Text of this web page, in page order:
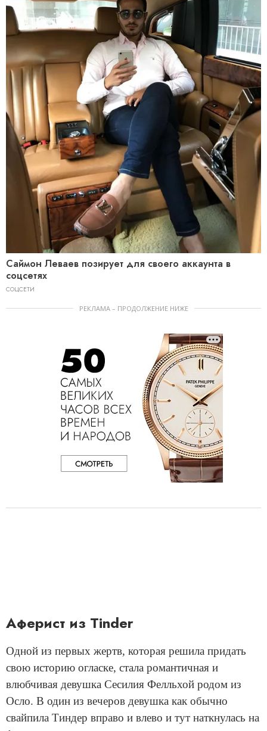
Саймон Леваев позирует для своего аккаунта в
соцсетях
СОЦСЕТИ
РЕКЛАМА – ПРОДОЛЖЕНИЕ НИЖЕ
Аферист из Tinder
Одной из первых жертв, которая решила придать
свою историю огласке, стала романтичная и
влюбчивая девушка Сесилия Фелльхой родом из
Осло. В один из вечеров девушка как обычно
свайпила Тиндер вправо и влево и тут наткнулась на